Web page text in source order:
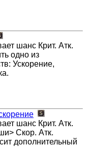
шанс Крит. Атк.
одно из
Ускорение,
шанс Крит. Атк.
Скор. Атк.
дополнительный